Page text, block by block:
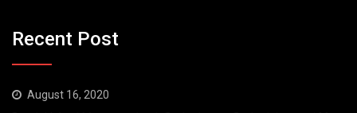
August 16, 2020
Meter di Bukit Sempana Rinjani